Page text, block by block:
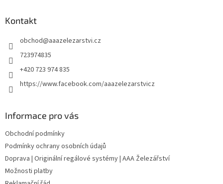
Kontakt
obchod@aaazelezarstvi.cz
723974835
+420 723 974 835
https://www.facebook.com/aaazelezarstvicz
Informace pro vás
Obchodní podmínky
Podmínky ochrany osobních údajů
Doprava | Originální regálové systémy | AAA Železářství
Možnosti platby